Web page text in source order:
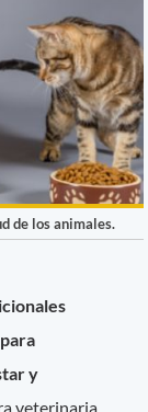
de los animales.
y
veterinaria